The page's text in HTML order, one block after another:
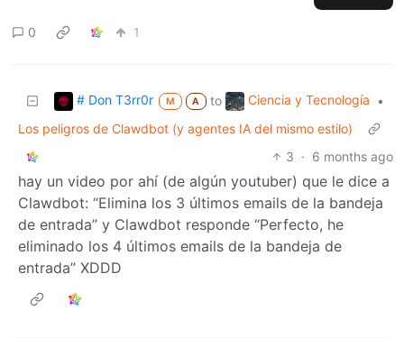
0 1
# Don T3rr0r M A to Ciencia y Tecnología
•
Los peligros de Clawdbot (y agentes IA del mismo estilo)
3 · 6 months ago
hay un video por ahí (de algún youtuber) que le dice a
Clawdbot: “Elimina los 3 últimos emails de la bandeja
de entrada” y Clawdbot responde “Perfecto, he
eliminado los 4 últimos emails de la bandeja de
entrada” XDDD